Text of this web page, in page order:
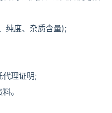
纯度、杂质含量);
代理证明;
。